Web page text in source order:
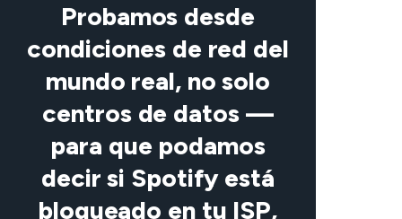
Probamos desde
condiciones de red del
mundo real, no solo
centros de datos —
para que podamos
decir si Spotify está
bloqueado en tu ISP,